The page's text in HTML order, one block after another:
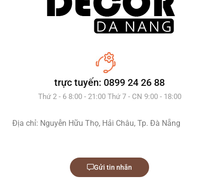
trực tuyến: 0899 24 26 88
Thứ 2 - 6 8:00 - 21:00 Thứ 7 - CN 9:00 - 18:00
Địa chỉ: Nguyễn Hữu Thọ, Hải Châu, Tp. Đà Nẵng
Gửi tin nhắn